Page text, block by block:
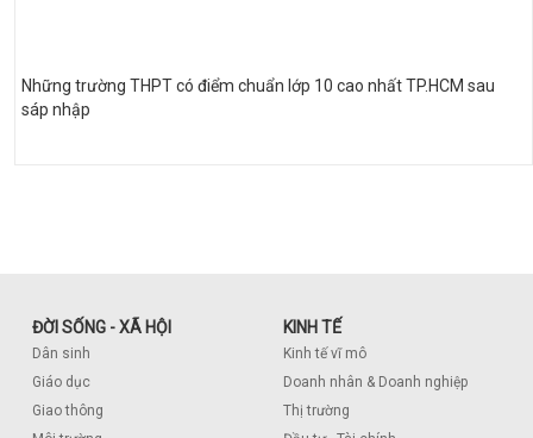
Những trường THPT có điểm chuẩn lớp 10 cao nhất TP.HCM sau
sáp nhập
ĐỜI SỐNG - XÃ HỘI
Dân sinh
Giáo dục
Giao thông
KINH TẾ
Kinh tế vĩ mô
Doanh nhân & Doanh nghiệp
Thị trường